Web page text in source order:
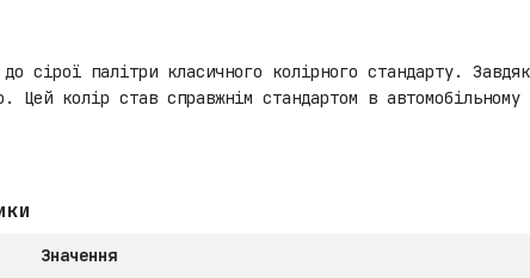
сірої палітри класичного колірного стандарту.
Цей колір став справжнім стандартом в
Значення